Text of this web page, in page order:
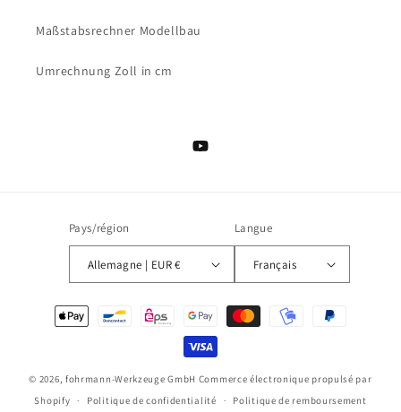
Maßstabsrechner Modellbau
Umrechnung Zoll in cm
YouTube
Pays/région
Allemagne | EUR €
Langue
Français
Moyens
© 2026, fohrmann-Werkzeuge GmbH Commerce électronique propulsé par
Shopify
Politique de confidentialité Politique de remboursement